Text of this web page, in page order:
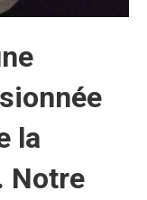
la
Notre